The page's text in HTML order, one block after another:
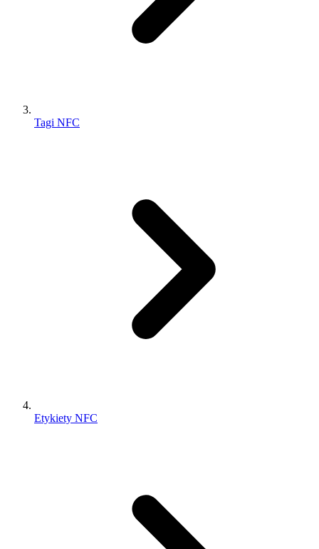
Tagi NFC
Etykiety NFC